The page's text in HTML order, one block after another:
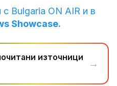
Bulgaria ON AIR и в
Showcase.
източници
→